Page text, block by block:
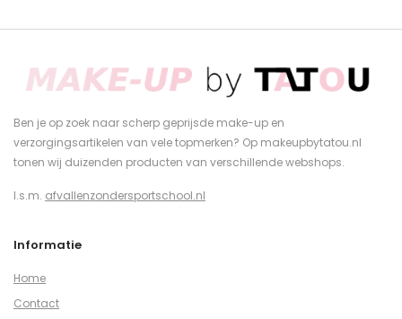
Ben je op zoek naar scherp geprijsde make-up en
verzorgingsartikelen van vele topmerken? Op makeupbytatou.nl
tonen wij duizenden producten van verschillende webshops.
I.s.m. afvallenzondersportschool.nl
Informatie
Home
Contact